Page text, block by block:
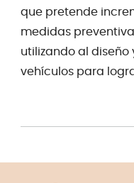
que pretende
medidas
utilizando al
vehículos para